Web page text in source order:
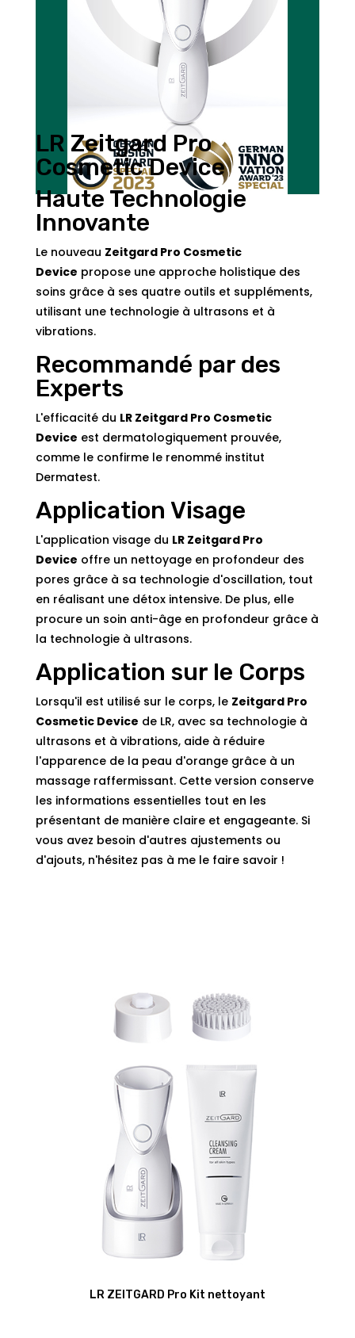
LR Zeitgard Pro
Cosmetic Device
Haute Technologie
Innovante
Le nouveau Zeitgard Pro Cosmetic
Device propose une approche holistique des
soins grâce à ses quatre outils et suppléments,
utilisant une technologie à ultrasons et à
vibrations.
Recommandé par des
Experts
L'efficacité du LR Zeitgard Pro Cosmetic
Device est dermatologiquement prouvée,
comme le confirme le renommé institut
Dermatest.
Application Visage
L'application visage du LR Zeitgard Pro
Device offre un nettoyage en profondeur des
pores grâce à sa technologie d'oscillation, tout
en réalisant une détox intensive. De plus, elle
procure un soin anti-âge en profondeur grâce à
la technologie à ultrasons.
Application sur le Corps
Lorsqu'il est utilisé sur le corps, le Zeitgard Pro
Cosmetic Device de LR, avec sa technologie à
ultrasons et à vibrations, aide à réduire
l'apparence de la peau d'orange grâce à un
massage raffermissant. Cette version conserve
les informations essentielles tout en les
présentant de manière claire et engageante. Si
vous avez besoin d'autres ajustements ou
d'ajouts, n'hésitez pas à me le faire savoir !
LR ZEITGARD Pro Kit nettoyant